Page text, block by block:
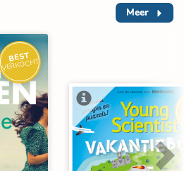
Meer
BEST
VERKOCHT